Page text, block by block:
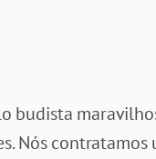
budista
Nós contratamos